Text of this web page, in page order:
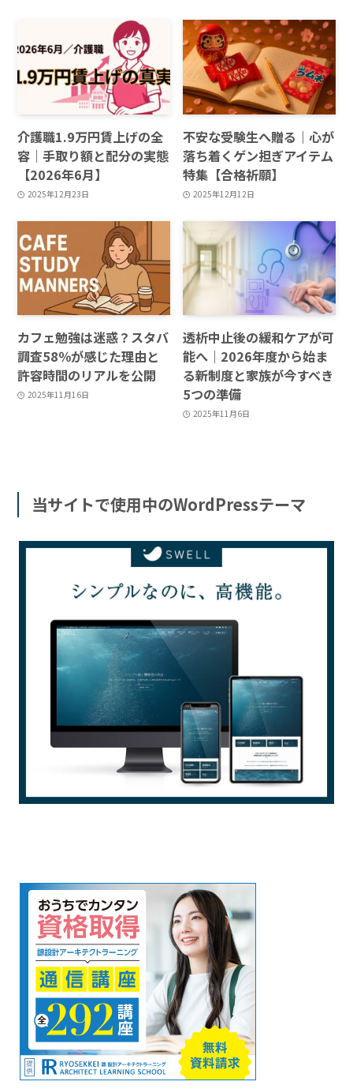
介護職1.9万円賃上げの全
容｜手取り額と配分の実態
【2026年6月】
2025年12月23日
不安な受験生へ贈る｜心が
落ち着くゲン担ぎアイテム
特集【合格祈願】
2025年12月12日
カフェ勉強は迷惑？スタバ
調査58％が感じた理由と
許容時間のリアルを公開
2025年11月16日
透析中止後の緩和ケアが可
能へ｜2026年度から始ま
る新制度と家族が今すべき
5つの準備
2025年11月6日
当サイトで使用中のWordPressテーマ